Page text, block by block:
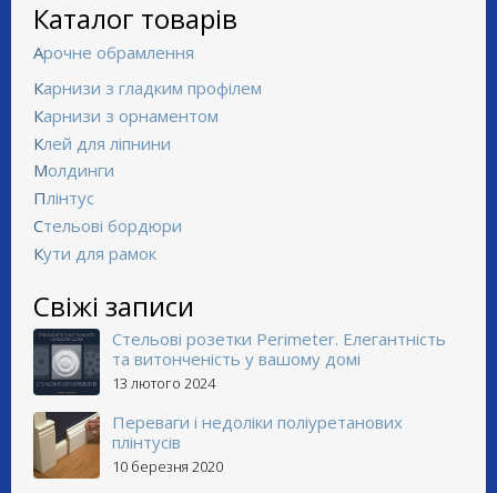
Каталог товарів
Арочне обрамлення
Карнизи з гладким профілем
Карнизи з орнаментом
Клей для ліпнини
Молдинги
Плінтус
Стельові бордюри
Кути для рамок
Свіжі записи
Стельові розетки Perimeter. Елегантність
та витонченість у вашому домі
13 лютого 2024
Переваги і недоліки поліуретанових
плінтусів
10 березня 2020